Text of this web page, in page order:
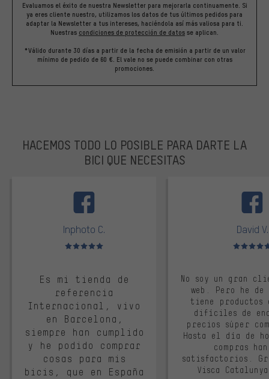
Evaluamos el éxito de nuestra Newsletter para mejorarla continuamente. Si
ya eres cliente nuestro, utilizamos los datos de tus últimos pedidos para
adaptar la Newsletter a tus intereses, haciéndola así más valiosa para ti.
Nuestras condiciones de protección de datos se aplican.
*Válido durante 30 días a partir de la fecha de emisión a partir de un valor
mínimo de pedido de 60 €. El vale no se puede combinar con otras
promociones.
HACEMOS TODO LO POSIBLE PARA DARTE LA
BICI QUE NECESITAS
Inphoto C.
Valoración media: 5 de 5
Es mi tienda de
referencia
Internacional, vivo
en Barcelona,
siempre han cumplido
y he podido comprar
cosas para mis
bicis, que en España
David V.
Valoración
No soy un gran
web. Pero he
tiene productos
difíciles de
precios súper
Hasta el día de
compras
satisfactorios.
Visca